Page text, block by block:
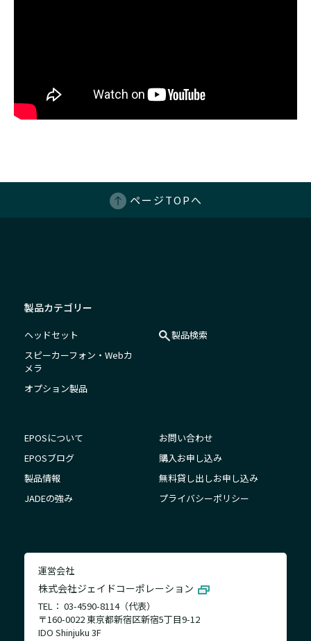
ページTOPへ
製品カテゴリー
ヘッドセット
スピーカーフォン・Webカ
メラ
オプション製品
製品検索
EPOSについて
EPOSブログ
製品情報
JADEの強み
お問い合わせ
購入お申し込み
無料貸し出しお申し込み
プライバシーポリシー
運営会社
株式会社ジェイドコーポレーション
TEL： 03-4590-8114（代表）
〒160-0022 東京都新宿区新宿5丁目9-12
IDO Shinjuku 3F